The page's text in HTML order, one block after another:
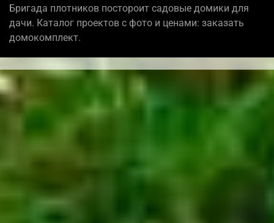
Бригада плотников постороит садовые домики для
дачи. Каталог проектов с фото и ценами: заказать
домокомплект.